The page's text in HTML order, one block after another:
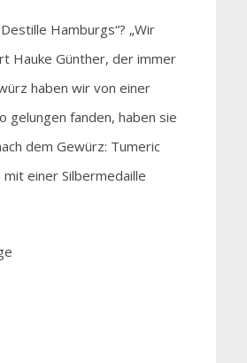
Hamburgs“? „Wir
Hauke Günther, der immer
haben wir von einer
gelungen fanden, haben sie
dem Gewürz: Tumeric
einer Silbermedaille